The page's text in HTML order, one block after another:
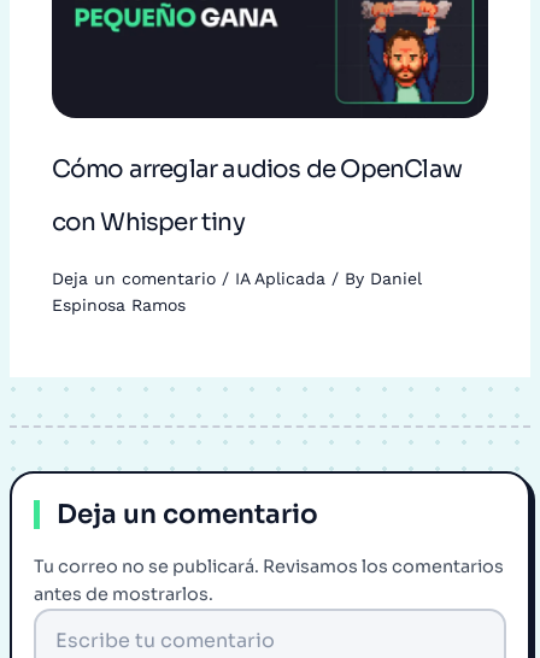
Cómo arreglar audios de OpenClaw
con Whisper tiny
Deja un comentario / IA Aplicada / By Daniel
Espinosa Ramos
Deja un comentario
Tu correo no se publicará. Revisamos los comentarios
antes de mostrarlos.